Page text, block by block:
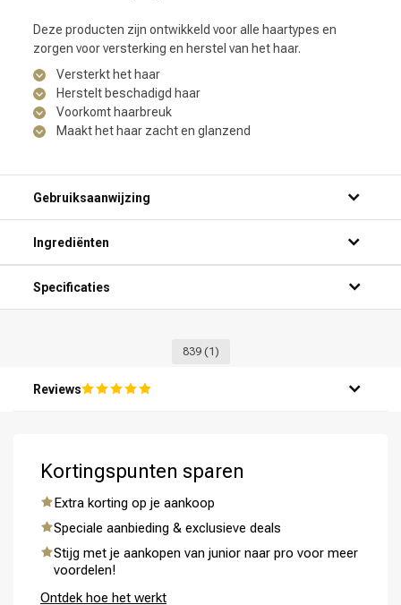
Deze producten zijn ontwikkeld voor alle haartypes en
zorgen voor versterking en herstel van het haar.
Versterkt het haar
Herstelt beschadigd haar
Voorkomt haarbreuk
Maakt het haar zacht en glanzend
Gebruiksaanwijzing
Ingrediënten
Specificaties
839 (1)
Reviews
Kortingspunten sparen
Extra korting op je aankoop
Speciale aanbieding & exclusieve deals
Stijg met je aankopen van junior naar pro voor meer
voordelen!
Ontdek hoe het werkt